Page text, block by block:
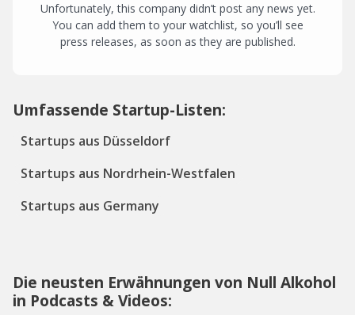
Unfortunately, this company didn’t post any news yet.
You can add them to your watchlist, so you’ll see
press releases, as soon as they are published.
Umfassende Startup-Listen:
Startups aus Düsseldorf
Startups aus Nordrhein-Westfalen
Startups aus Germany
Die neusten Erwähnungen von Null Alkohol
in Podcasts & Videos: